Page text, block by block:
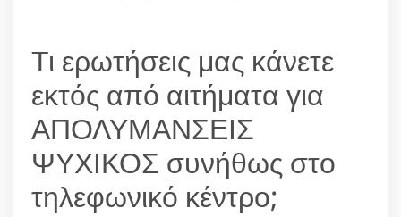
Τι ερωτήσεις μας κάνετε
εκτός από αιτήματα για
ΑΠΟΛΥΜΑΝΣΕΙΣ
ΨΥΧΙΚΟΣ συνήθως στο
τηλεφωνικό κέντρο;